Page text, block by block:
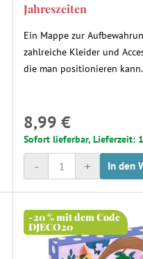
Jahreszeiten
Ein Mappe zur
zahlreiche Kleider und
die man positionieren kann.
8,99 €
Sofort lieferbar, Lieferzeit:
+
- In den
-20 % mit dem Code
DJECO20